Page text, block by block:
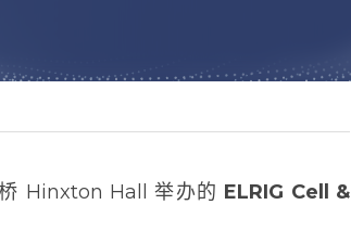
Hall 举办的 ELRIG Cell & Gene